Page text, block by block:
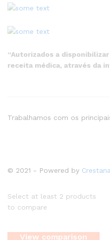
“Autorizados a
receita médica, através da
© 2021 - Powered by
Trabalhamos com os
Select at least 2 products
to compare
View comparison